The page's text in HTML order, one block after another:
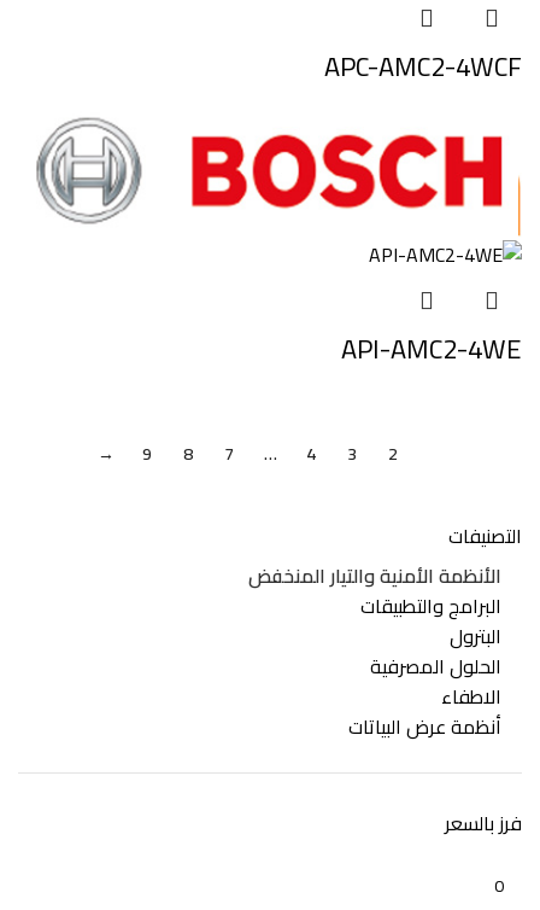
التصنيفات
الأنظمة الأمنية والتيار المنخفض
البرامج والتطبيقات
البترول
الحلول المصرفية
الاطفاء
أنظمة عرض البياتات
فرز بالسعر
APC-AMC2-4WCF
API-AMC2-4WE
2
3
4
…
7
8
9
→